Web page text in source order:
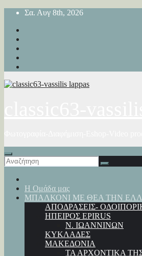
Μετάβαση
περιεχόμενο
Σα. Αυγ 8th, 2026
Η Ομάδα μας
ΜΠΑΛΚΟΝΙ ΜΕ ΘΕΑ ΤΗΝ
ΑΠΟΔΡΑΣΕΙΣ-
ΗΠΕΙΡΟΣ EPIRUS
Ν. ΙΩΑΝΝΙΝΩΝ
ΚΥΚΛΑΔΕΣ
ΜΑΚΕΔΟΝΙΑ
ΤΑ ΑΡΧΟΝΤΙΚΑ